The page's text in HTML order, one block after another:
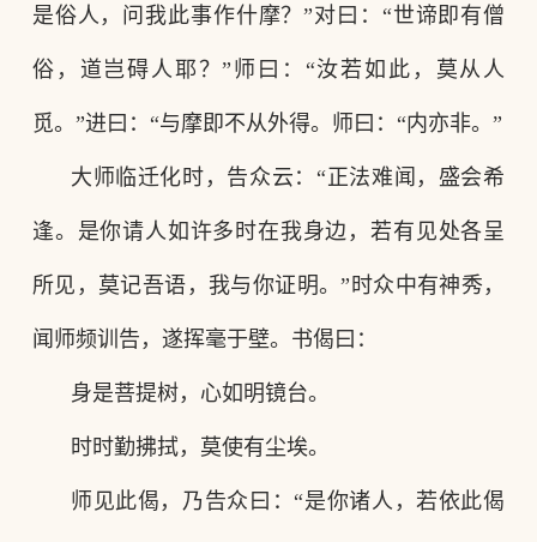
是俗人，问我此事作什摩？”对曰：“世谛即有僧
俗，道岂碍人耶？”师曰：“汝若如此，莫从人
觅。”进曰：“与摩即不从外得。师曰：“内亦非。”
大师临迁化时，告众云： “正法难闻，盛会希
逢。是你请人如许多时在我身边，若有见处各呈
所见，莫记吾语，我与你证明。”时众中有神秀，
闻师频训告，遂挥毫于壁。书偈曰：
身是菩提树，心如明镜台。
时时勤拂拭，莫使有尘埃。
师见此偈，乃告众曰： “是你诸人，若依此偈